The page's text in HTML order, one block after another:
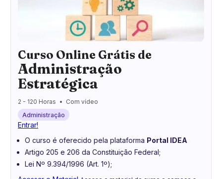
Curso Online Grátis de
Administração
Estratégica
2 - 120 Horas
Com vídeo
Administração
Entrar!
O curso é oferecido pela plataforma Portal IDEA
Artigo 205 e 206 da Constituição Federal;
Lei Nº 9.394/1996 (Art. 1º);